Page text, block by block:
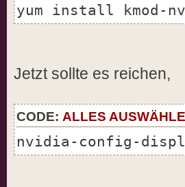
yum install kmod-
Jetzt sollte es reichen,
CODE: ALLES
nvidia-config-